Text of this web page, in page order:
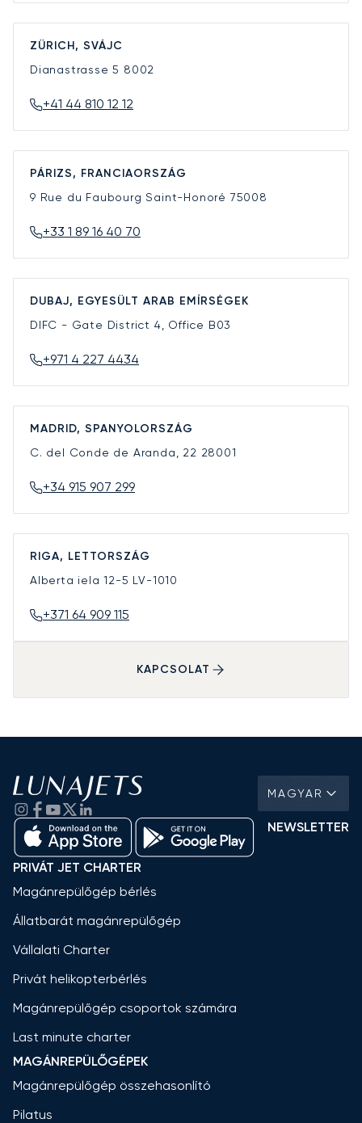
ZÜRICH, SVÁJC
Dianastrasse 5 8002
+41 44 810 12 12
PÁRIZS, FRANCIAORSZÁG
9 Rue du Faubourg Saint-Honoré 75008
+33 1 89 16 40 70
DUBAJ, EGYESÜLT ARAB EMÍRSÉGEK
DIFC - Gate District 4, Office B03
+971 4 227 4434
MADRID, SPANYOLORSZÁG
C. del Conde de Aranda, 22 28001
+34 915 907 299
RIGA, LETTORSZÁG
Alberta iela 12-5 LV-1010
+371 64 909 115
KAPCSOLAT
MAGYAR
NEWSLETTER
PRIVÁT JET CHARTER
Magánrepülőgép bérlés
Állatbarát magánrepülőgép
Vállalati Charter
Privát helikopterbérlés
Magánrepülőgép csoportok számára
Last minute charter
MAGÁNREPÜLŐGÉPEK
Magánrepülőgép összehasonlító
Pilatus